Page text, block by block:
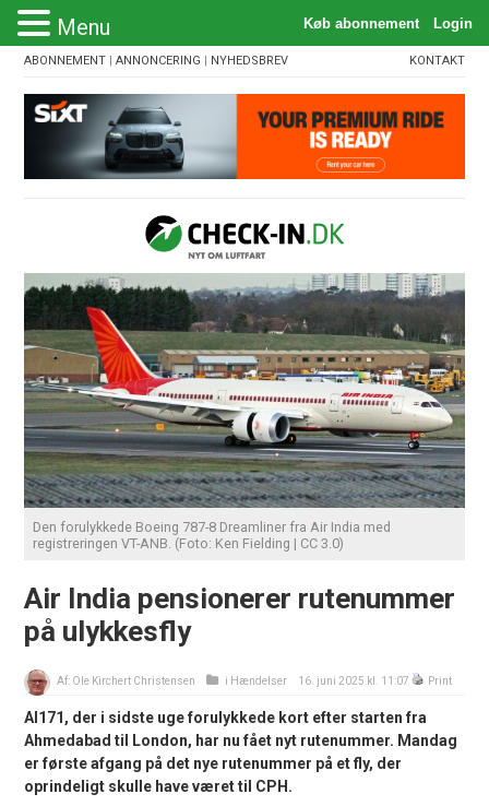
ABONNEMENT |ANNONCERING | NYHEDSBREV KONTAKT
Den forulykkede Boeing 787-8 Dreamliner fra Air India med
registreringen VT-ANB. (Foto: Ken Fielding | CC 3.0)
Air India pensionerer rutenummer
på ulykkesfly
Af: Ole Kirchert Christensen i Hændelser 16. juni 2025 kl. 11:07 Print
AI171, der i sidste uge forulykkede kort efter starten fra
Ahmedabad til London, har nu fået nyt rutenummer. Mandag
er første afgang på det nye rutenummer på et fly, der
oprindeligt skulle have været til CPH.
Menu